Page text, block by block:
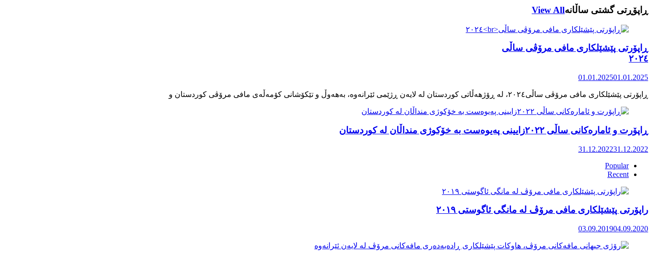
ڕاپۆڕتی گشتی ساڵانهView All
ڕاپۆرتی پێشێلکاری مافی مرۆڤی ساڵی
٢٠٢٤
01.01.202501.01.2025
ڕاپۆرت و ئامارەکانی ساڵی ٢٠٢٢زایینی پەیوەست بە خۆکوژی منداڵان لە کوردستان
31.12.202231.12.2022
Popular
Recent
راپۆرتی پێشێلكاری مافی مرۆڤ له‌ مانگی ئاگوستی ٢٠١٩
03.09.201904.09.2020